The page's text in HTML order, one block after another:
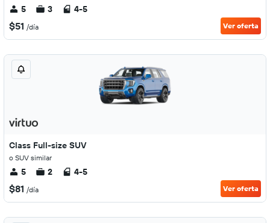
5 3 4-5
$51 /día Ver oferta
Class Full-size SUV
o SUV similar
5 2 4-5
$81 /día Ver oferta